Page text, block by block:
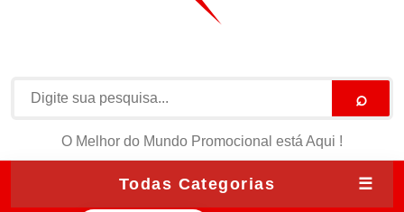
⌕
O Melhor do Mundo Promocional está Aqui !
Todas Categorias ☰